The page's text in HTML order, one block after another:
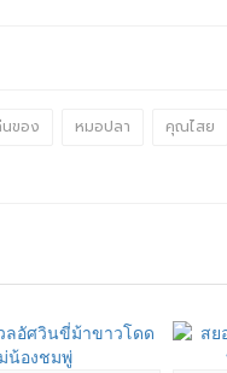
นของ หมอปลา คุณไสย